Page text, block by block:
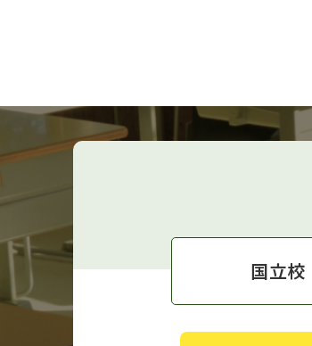
国立校